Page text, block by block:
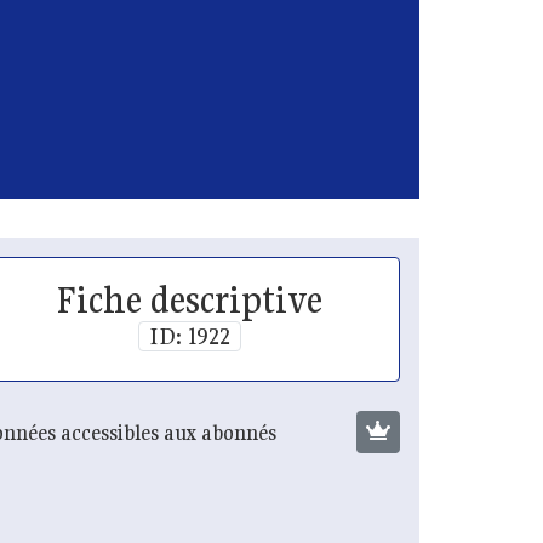
Fiche descriptive
ID: 1922
accessibles aux abonnés